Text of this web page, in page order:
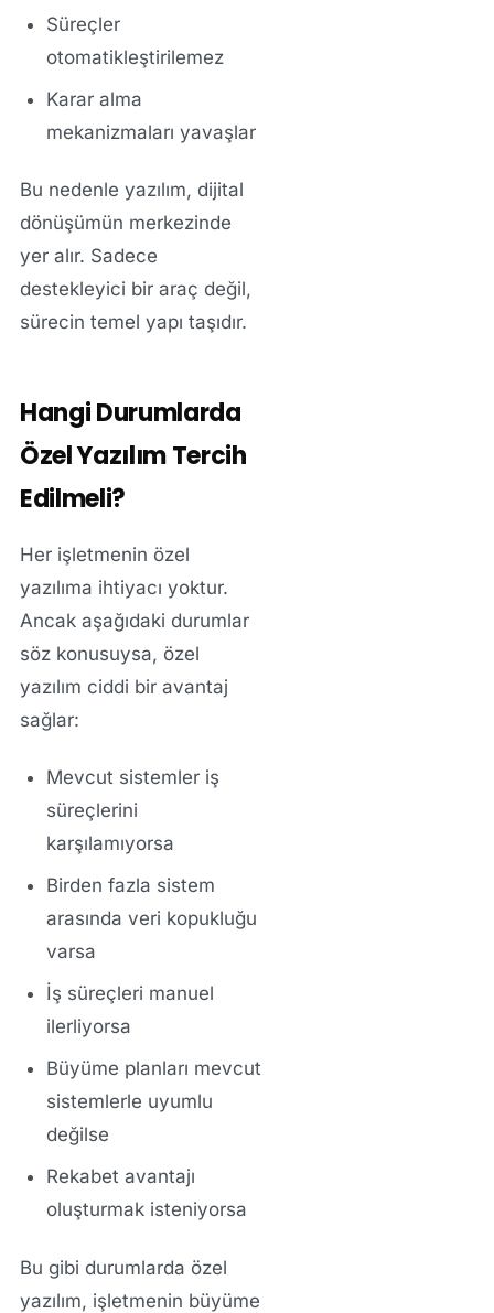
Süreçler
otomatikleştirilemez
Karar alma
mekanizmaları yavaşlar
Bu nedenle yazılım, dijital
dönüşümün merkezinde
yer alır. Sadece
destekleyici bir araç değil,
sürecin temel yapı taşıdır.
Hangi Durumlarda
Özel Yazılım Tercih
Edilmeli?
Her işletmenin özel
yazılıma ihtiyacı yoktur.
Ancak aşağıdaki durumlar
söz konusuysa, özel
yazılım ciddi bir avantaj
sağlar:
Mevcut sistemler iş
süreçlerini
karşılamıyorsa
Birden fazla sistem
arasında veri kopukluğu
varsa
İş süreçleri manuel
ilerliyorsa
Büyüme planları mevcut
sistemlerle uyumlu
değilse
Rekabet avantajı
oluşturmak isteniyorsa
Bu gibi durumlarda özel
yazılım, işletmenin büyüme